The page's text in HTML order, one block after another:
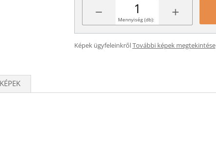
− +
Mennyiség (db):
Képek ügyfeleinkrőlTovábbi képek megtekintése